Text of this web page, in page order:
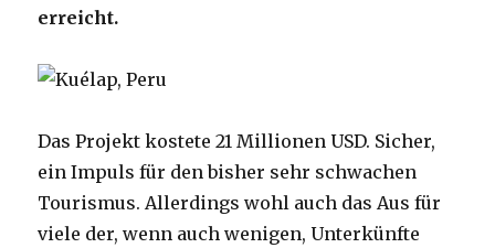
erreicht.
Das Projekt kostete 21 Millionen USD. Sicher,
ein Impuls für den bisher sehr schwachen
Tourismus. Allerdings wohl auch das Aus für
viele der, wenn auch wenigen, Unterkünfte